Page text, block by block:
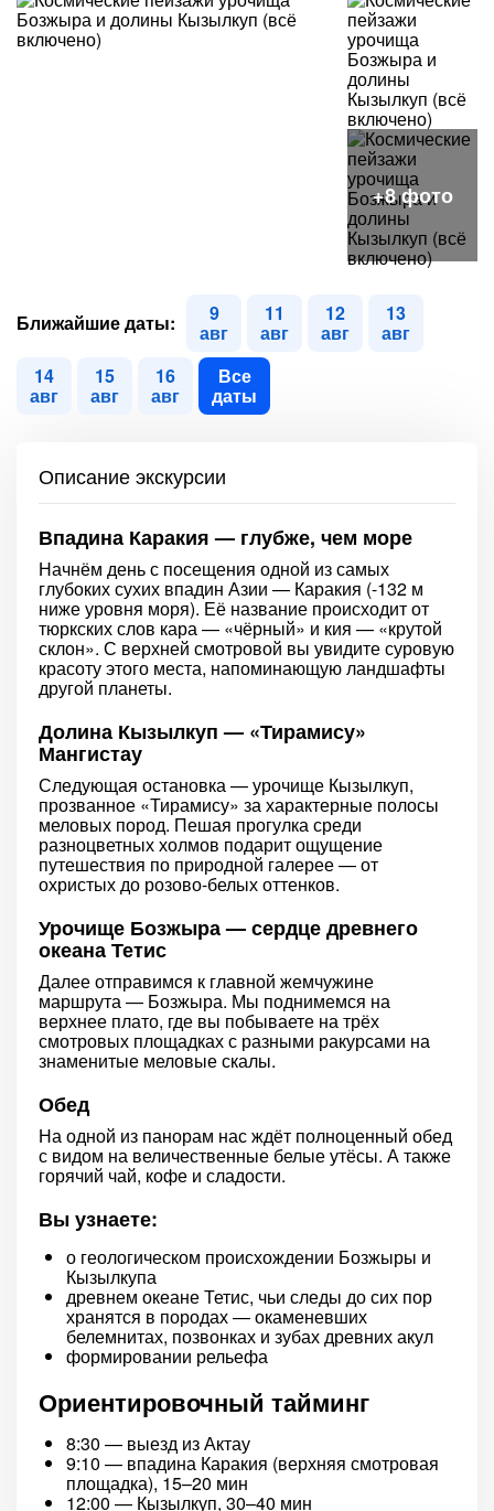
Ближайшие даты: 9
авг
11
авг
12
авг
13
авг
14
авг
15
авг
16
авг
Все
даты
Описание экскурсии
Впадина Каракия — глубже, чем море
Начнём день с посещения одной из самых
глубоких сухих впадин Азии — Каракия (-132 м
ниже уровня моря). Её название происходит от
тюркских слов кара — «чёрный» и кия — «крутой
склон». С верхней смотровой вы увидите суровую
красоту этого места, напоминающую ландшафты
другой планеты.
Долина Кызылкуп — «Тирамису»
Мангистау
Следующая остановка — урочище Кызылкуп,
прозванное «Тирамису» за характерные полосы
меловых пород. Пешая прогулка среди
разноцветных холмов подарит ощущение
путешествия по природной галерее — от
охристых до розово-белых оттенков.
Урочище Бозжыра — сердце древнего
океана Тетис
Далее отправимся к главной жемчужине
маршрута — Бозжыра. Мы поднимемся на
верхнее плато, где вы побываете на трёх
смотровых площадках с разными ракурсами на
знаменитые меловые скалы.
Обед
На одной из панорам нас ждёт полноценный обед
с видом на величественные белые утёсы. А также
горячий чай, кофе и сладости.
Вы узнаете:
о геологическом происхождении Бозжыры и
Кызылкупа
древнем океане Тетис, чьи следы до сих пор
хранятся в породах — окаменевших
белемнитах, позвонках и зубах древних акул
формировании рельефа
Ориентировочный тайминг
8:30 — выезд из Актау
9:10 — впадина Каракия (верхняя смотровая
площадка), 15–20 мин
12:00 — Кызылкуп, 30–40 мин